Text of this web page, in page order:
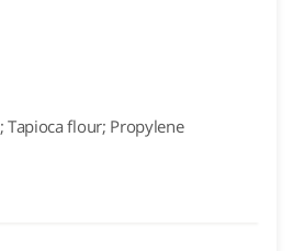
Tapioca flour; Propylene